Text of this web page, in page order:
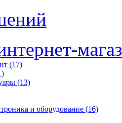
(17)
(13)
и оборудование (16)